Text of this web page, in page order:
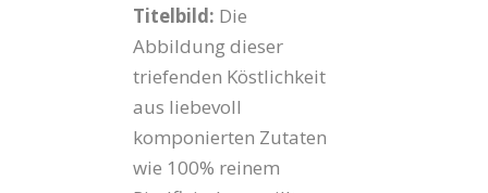
Titelbild: Die
Abbildung dieser
triefenden Köstlichkeit
aus liebevoll
komponierten Zutaten
wie 100% reinem